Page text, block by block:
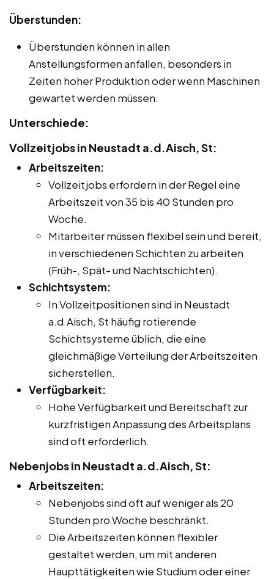
Überstunden:
Überstunden können in allen
Anstellungsformen anfallen, besonders in
Zeiten hoher Produktion oder wenn Maschinen
gewartet werden müssen.
Unterschiede:
Vollzeitjobs in Neustadt a.d.Aisch, St:
Arbeitszeiten:
Vollzeitjobs erfordern in der Regel eine
Arbeitszeit von 35 bis 40 Stunden pro
Woche.
Mitarbeiter müssen flexibel sein und bereit,
in verschiedenen Schichten zu arbeiten
(Früh-, Spät- und Nachtschichten).
Schichtsystem:
In Vollzeitpositionen sind in Neustadt
a.d.Aisch, St häufig rotierende
Schichtsysteme üblich, die eine
gleichmäßige Verteilung der Arbeitszeiten
sicherstellen.
Verfügbarkeit:
Hohe Verfügbarkeit und Bereitschaft zur
kurzfristigen Anpassung des Arbeitsplans
sind oft erforderlich.
Nebenjobs in Neustadt a.d.Aisch, St:
Arbeitszeiten:
Nebenjobs sind oft auf weniger als 20
Stunden pro Woche beschränkt.
Die Arbeitszeiten können flexibler
gestaltet werden, um mit anderen
Haupttätigkeiten wie Studium oder einer